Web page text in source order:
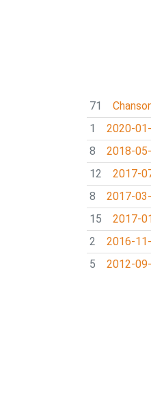
71
1
2020-
8
2018-
12
2017-
8
2017-
15
2017-
2
2016-
5
2012-